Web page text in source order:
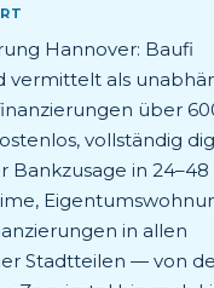
Hannover: Baufi
vermittelt als
über
vollständig
Bankzusage in 24–48
in allen
Stadtteilen — von